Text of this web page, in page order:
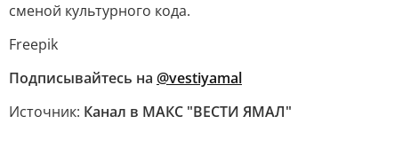
сменой культурного кода.
Freepik
Подписывайтесь на @vestiyamal
Источник: Канал в МАКС "ВЕСТИ ЯМАЛ"